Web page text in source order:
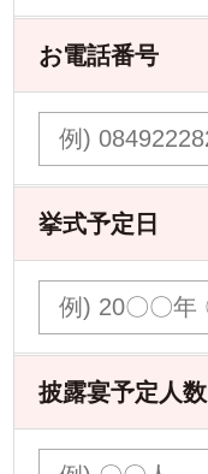
お電話番号
挙式予定日
披露宴予定人数